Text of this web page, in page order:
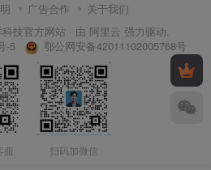
广告合作
关于我们
科技官方网站 · 由 阿里云 强力驱动.
-5 鄂公网安备42011102005768号
服 扫码加微信